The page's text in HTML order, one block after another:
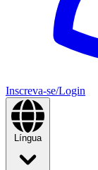
Inscreva-se/Login
Língua